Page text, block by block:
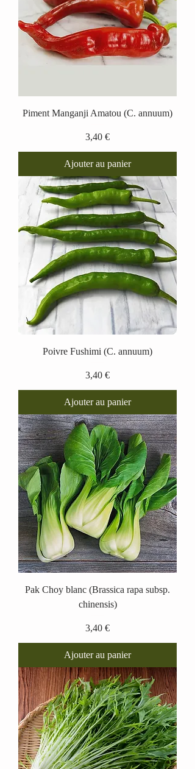
Piment Manganji Amatou (C. annuum)
Prix
3,40 €
Ajouter au panier
Poivre Fushimi (C. annuum)
Prix
3,40 €
Ajouter au panier
Pak Choy blanc (Brassica rapa subsp.
chinensis)
Prix
3,40 €
Ajouter au panier